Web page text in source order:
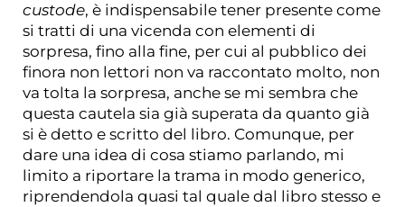
custode, è indispensabile tener presente come
si tratti di una vicenda con elementi di
sorpresa, fino alla fine, per cui al pubblico dei
finora non lettori non va raccontato molto, non
va tolta la sorpresa, anche se mi sembra che
questa cautela sia già superata da quanto già
si è detto e scritto del libro. Comunque, per
dare una idea di cosa stiamo parlando, mi
limito a riportare la trama in modo generico,
riprendendola quasi tal quale dal libro stesso e